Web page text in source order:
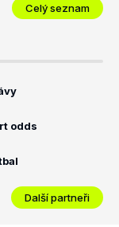
Celý seznam
odds
Další partneři